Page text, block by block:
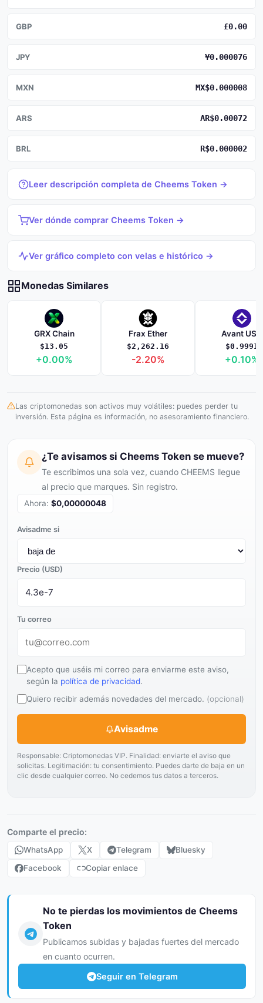
GBP £0.00
JPY ¥0.000076
MXN MX$0.000008
ARS AR$0.00072
BRL R$0.000002
Leer descripción completa de Cheems Token →
Ver dónde comprar Cheems Token →
Ver gráfico completo con velas e histórico →
Monedas Similares
GRX Chain
$13.05
+0.00%
Frax Ether
$2,262.16
-2.20%
Avant USD
$0.9991
+0.10%
Las criptomonedas son activos muy volátiles: puedes perder tu
inversión. Esta página es información, no asesoramiento financiero.
¿Te avisamos si Cheems Token se mueve?
Te escribimos una sola vez, cuando CHEEMS llegue
al precio que marques. Sin registro.
Ahora: $0,00000048
Avisadme si
Precio (USD)
Tu correo
Acepto que uséis mi correo para enviarme este aviso,
según la política de privacidad.
Quiero recibir además novedades del mercado. (opcional)
Avisadme
Responsable: Criptomonedas VIP. Finalidad: enviarte el aviso que
solicitas. Legitimación: tu consentimiento. Puedes darte de baja en un
clic desde cualquier correo. No cedemos tus datos a terceros.
Comparte el precio:
WhatsApp X Telegram
Bluesky
Facebook
Copiar enlace
No te pierdas los movimientos de Cheems
Token
Publicamos subidas y bajadas fuertes del mercado
en cuanto ocurren.
Seguir en Telegram